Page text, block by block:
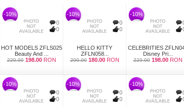
-10%
0
0
HOT MODELS ZFLS025
Beauty And ...
220.00 198.00 RON
-10%
0
0
HELLO KITTY
ZFLN058...
200.00 180.00 RON
-10%
CELEBRITIES
Disney Pri...
220.00 198.00 RON
-10%
0
0
-10%
0
0
-10%